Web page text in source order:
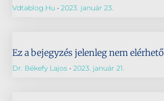
Vdtablog.hu 2023. január 23.
Ez a bejegyzés jelenleg nem elérhető
Dr. Békefy Lajos 2023. január 21.